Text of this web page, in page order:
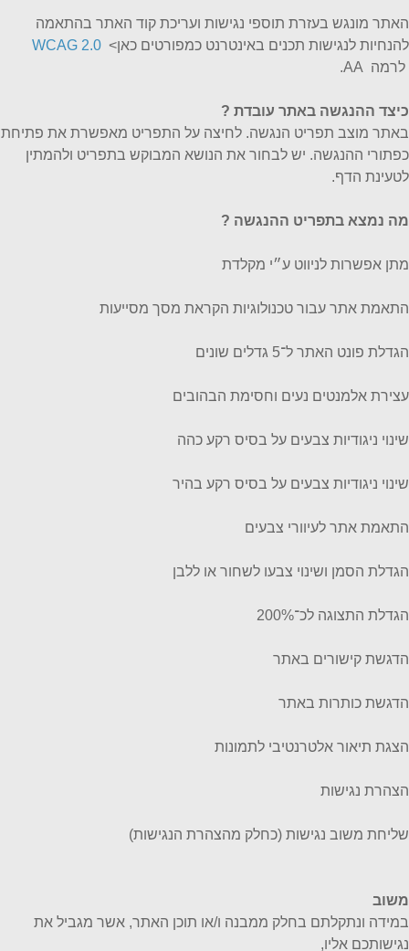
האתר מונגש בעזרת תוספי נגישות ועריכת קוד האתר בהתאמה
להנחיות לנגישות תכנים באינטרנט כמפורטים כאן> WCAG 2.0
לרמה AA.
כיצד ההנגשה באתר עובדת ?
באתר מוצב תפריט הנגשה. לחיצה על התפריט מאפשרת את פתיחת
כפתורי ההנגשה. יש לבחור את הנושא המבוקש בתפריט ולהמתין
לטעינת הדף.
מה נמצא בתפריט ההנגשה ?
מתן אפשרות לניווט ע״י מקלדת
התאמת אתר עבור טכנולוגיות הקראת מסך מסייעות
הגדלת פונט האתר ל־5 גדלים שונים
עצירת אלמנטים נעים וחסימת הבהובים
שינוי ניגודיות צבעים על בסיס רקע כהה
שינוי ניגודיות צבעים על בסיס רקע בהיר
התאמת אתר לעיוורי צבעים
הגדלת הסמן ושינוי צבעו לשחור או ללבן
הגדלת התצוגה לכ־200%
הדגשת קישורים באתר
הדגשת כותרות באתר
הצגת תיאור אלטרנטיבי לתמונות
הצהרת נגישות
שליחת משוב נגישות (כחלק מהצהרת הנגישות)
משוב
במידה ונתקלתם בחלק ממבנה ו/או תוכן האתר, אשר מגביל את
נגישותכם אליו,